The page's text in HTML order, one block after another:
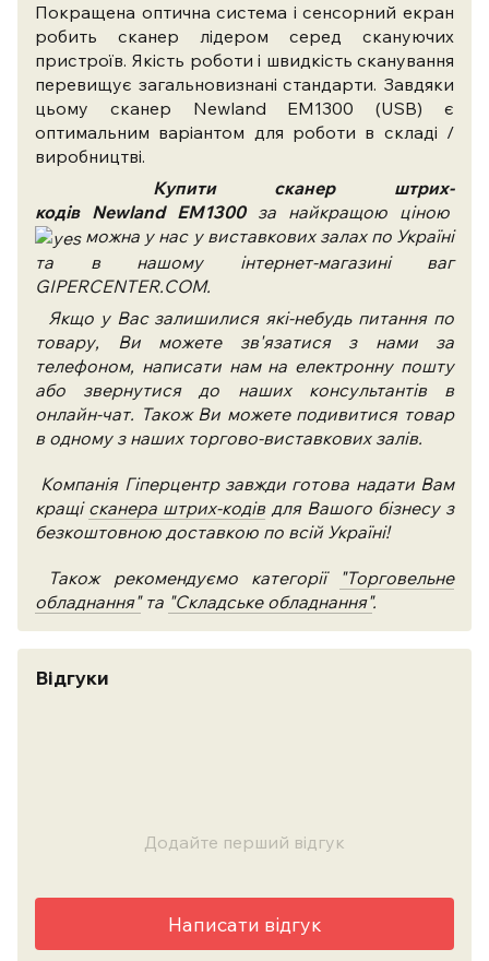
Покращена оптична система і сенсорний екран
робить сканер лідером серед скануючих
пристроїв. Якість роботи і швидкість сканування
перевищує загальновизнані стандарти. Завдяки
цьому сканер Newland EM1300 (USB) є
оптимальним варіантом для роботи в складі /
виробництві.
Купити сканер штрих-
кодів Newland EM1300 за найкращою ціною
можна у нас у виставкових залах по Україні
та в нашому інтернет-магазині ваг
GIPERCENTER.COM.
Якщо у Вас залишилися які-небудь питання по
товару, Ви можете зв'язатися з нами за
телефоном, написати нам на електронну пошту
або звернутися до наших консультантів в
онлайн-чат. Також Ви можете подивитися товар
в одному з наших торгово-виставкових залів.
Компанія Гіперцентр завжди готова надати Вам
кращі сканера штрих-кодівдля Вашого бізнесу з
безкоштовною доставкою по всій Україні!
Також рекомендуємо категорії "Торговельне
обладнання"та "Складське обладнання".
Відгуки
Додайте перший відгук
Написати відгук